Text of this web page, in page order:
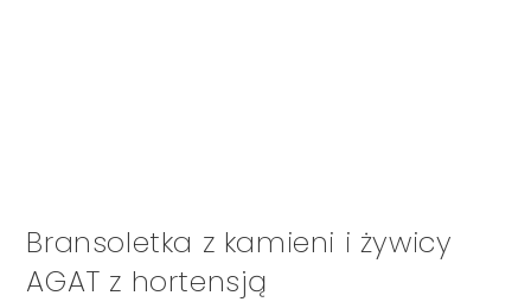
Bransoletka z kamieni i żywicy
AGAT z hortensją